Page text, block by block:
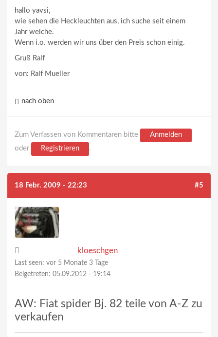
hallo yavsi,
wie sehen die Heckleuchten aus, ich suche seit einem
Jahr welche.
Wenn i.o. werden wir uns über den Preis schon einig.
Gruß Ralf
von: Ralf Mueller
nach oben
Zum Verfassen von Kommentaren bitte
Anmelden
oder
Registrieren .
18 Febr. 2009 - 22:23 #5
kloeschgen
Last seen: vor 5 Monate 3 Tage
Beigetreten: 05.09.2012 - 19:14
AW: Fiat spider Bj. 82 teile von A-Z zu
verkaufen